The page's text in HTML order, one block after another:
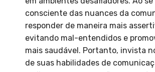
consciente das nuances da
responder de maneira mais
evitando mal-entendidos e
mais saudável. Portanto, invista
de suas habilidades de